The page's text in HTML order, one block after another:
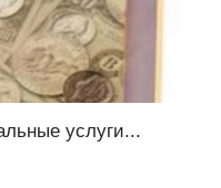
услуги...